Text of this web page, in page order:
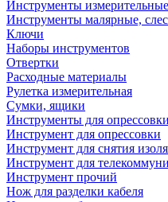
Инструменты измерительные
Инструменты малярные,
Ключи
Наборы инструментов
Отвертки
Расходные материалы
Рулетка измерительная
Сумки, ящики
Инструменты для
Инструмент для опрессовки
Инструмент для снятия
Инструмент для
Инструмент прочий
Нож для разделки кабеля